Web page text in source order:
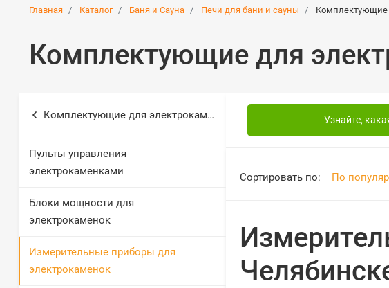
Главная Каталог Баня и Сауна Печи для бани и сауны Комплектующие
Комплектующие для
Комплектующие для электрокаменки
Пульты управления
электрокаменками
Блоки мощности для
электрокаменок
Измерительные приборы для
электрокаменок
Узнайте,
Сортировать по: По